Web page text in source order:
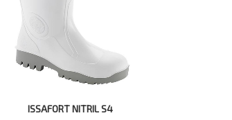
ISSAFORT NITRIL S4